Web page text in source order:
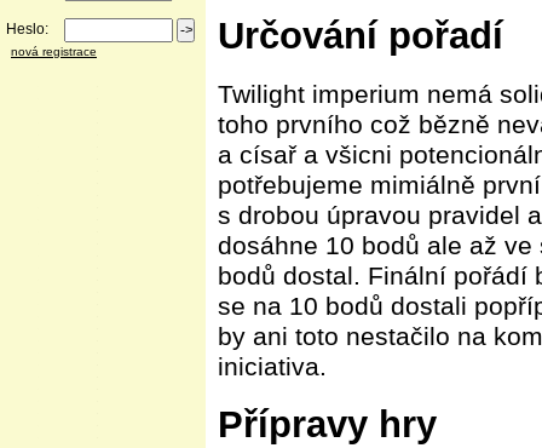
Heslo:
nová registrace Určování pořadí
Twilight imperium nemá
toho prvního což bězně
a císař a všicni
potřebujeme mimiálně
s drobou úpravou pravidel
dosáhne 10 bodů ale až
bodů dostal. Finální pořádí
se na 10 bodů dostali
by ani toto nestačilo na
iniciativa.
Přípravy hry